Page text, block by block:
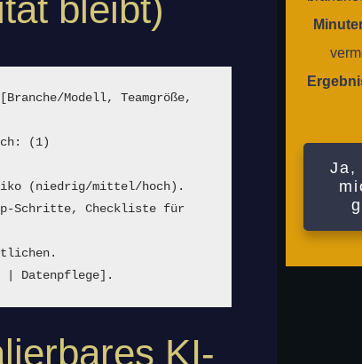
bleibt)
Modell, Teamgröße,
(1)
(niedrig/mittel/hoch).
Schritte, Checkliste für
| Datenpflege].
KI-
Ja,